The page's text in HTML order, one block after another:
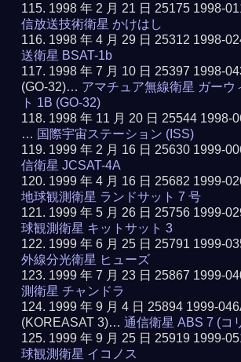
1998 年 2 月 21 日 25175 1998-
信放送技術衛星 かけはし
1998 年 4 月 29 日 25312 1998-
送衛星 BSAT-1b
1998 年 7 月 10 日 25397 1998-
(GO-32)… アマチュア無線衛星 ガーウ
ト 1B (GO-32)
1998 年 11 月 20 日 25544 1998-
… 国際宇宙ステーション (ISS)
1999 年 2 月 16 日 25630 1999-
信衛星 JCSAT-4A
1999 年 4 月 16 日 25682 1999-
地球観測衛星 ランドサット 7 号
1999 年 5 月 26 日 25756 1999-
球観測衛星 キットサット 3
1999 年 6 月 25 日 25791 1999-
外線分光衛星 ヒューズ
1999 年 7 月 23 日 25867 1999-
測衛星 チャンドラ
1999 年 9 月 4 日 25894 1999-
(KOREASAT 3)…通信衛星 ABS 7 (コ
1999 年 9 月 25 日 25919 1999-
球観測衛星 イコノス